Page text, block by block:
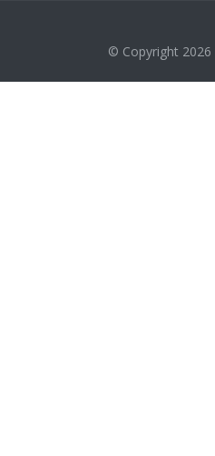
© Copyright 2026